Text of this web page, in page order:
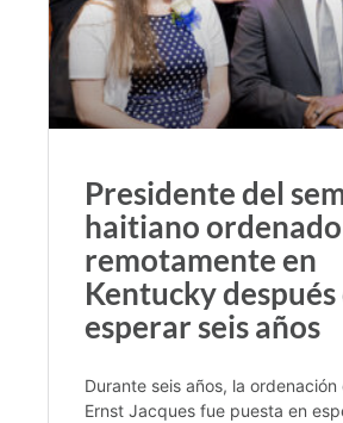
Presidente del
haitiano ordenado
remotamente en
Kentucky después
esperar seis años
Durante seis años, la ordenación
Ernst Jacques fue puesta en